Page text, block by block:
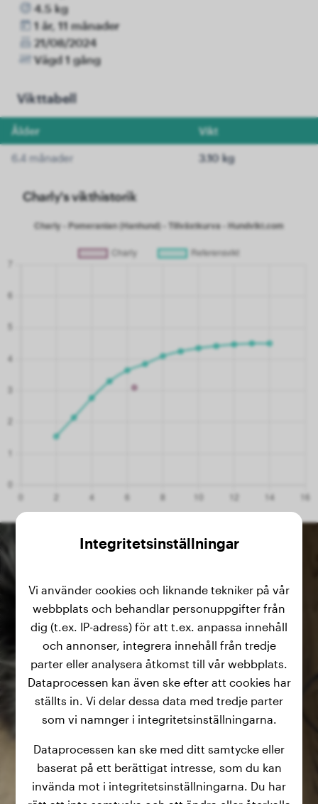
4.5 kg
1 år, 11 månader
21/08/2024
Vägd 1 gång
Vikttabell
Ålder Vikt
6.4 månader 3.10 kg
Charly's vikthistorik
Integritetsinställningar
Vi använder cookies och liknande tekniker på vår
webbplats och behandlar personuppgifter från
dig (t.ex. IP-adress) för att t.ex. anpassa innehåll
och annonser, integrera innehåll från tredje
parter eller analysera åtkomst till vår webbplats.
Dataprocessen kan även ske efter att cookies har
ställts in. Vi delar dessa data med tredje parter
som vi namnger i integritetsinställningarna.
Dataprocessen kan ske med ditt samtycke eller
baserat på ett berättigat intresse, som du kan
invända mot i integritetsinställningarna. Du har